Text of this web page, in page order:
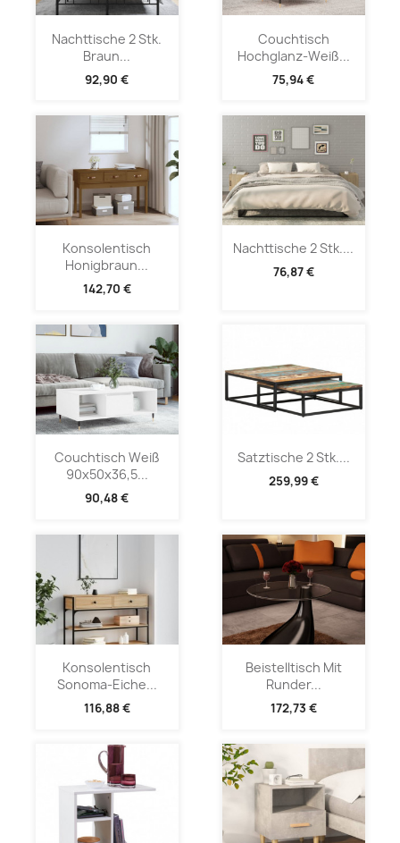
Nachttische 2 Stk.
Braun...
92,90 €
Couchtisch
Hochglanz-Weiß...
75,94 €
Konsolentisch
Honigbraun...
142,70 €
Nachttische 2 Stk....
76,87 €
Couchtisch Weiß
90x50x36,5...
90,48 €
Satztische 2 Stk....
259,99 €
Konsolentisch
Sonoma-Eiche...
116,88 €
Beistelltisch Mit
Runder...
172,73 €